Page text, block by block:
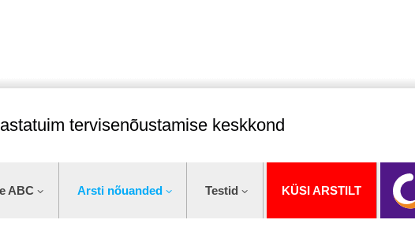
tervisenõustamise keskkond
ABC Arsti nõuanded Testid KÜSI ARSTILT